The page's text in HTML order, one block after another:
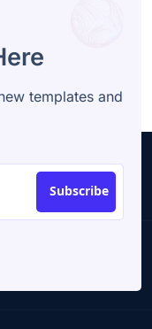
templates and
Subscribe